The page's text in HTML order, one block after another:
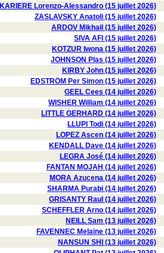
KARIERE Lorenzo-Alessandro (15 juillet 2026)
ZASLAVSKY Anatoli (15 juillet 2026)
ARDOV Mikhail (15 juillet 2026)
SIVA AFI (15 juillet 2026)
KOTZUR Iwona (15 juillet 2026)
JOHNSON Plas (15 juillet 2026)
KIRBY John (15 juillet 2026)
EDSTRÖM Per Simon (15 juillet 2026)
GEEL Cees (14 juillet 2026)
WISHER William (14 juillet 2026)
LITTLE GERHARD (14 juillet 2026)
LLUPI Todi (14 juillet 2026)
LOPEZ Ascen (14 juillet 2026)
KENDALL Dave (14 juillet 2026)
LEGRA José (14 juillet 2026)
FANTAN MOJAH (14 juillet 2026)
MORA Azucena (14 juillet 2026)
SHARMA Purabi (14 juillet 2026)
GRISANTY Raul (14 juillet 2026)
SCHEFFLER Arno (14 juillet 2026)
NEILL Sam (13 juillet 2026)
FAVENNEC Melaine (13 juillet 2026)
NANSUN SHI (13 juillet 2026)